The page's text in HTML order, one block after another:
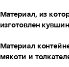
Материал, из
изготовлен кувшин
Материал
мякоти и